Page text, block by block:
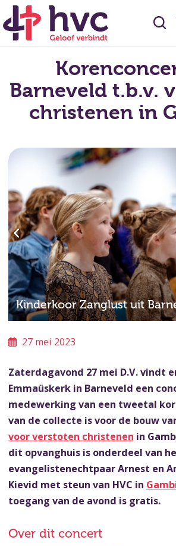
Barneveld t.b.v.
christenen in
Kinderkoor Zanglust uit
27 mei 2023
Zaterdagavond 27 mei D.V. vindt
Emmaüskerk in Barneveld een
medewerking van een tweetal
van de collecte is voor de bouw
voor verstoten christenen in
dit opvanghuis is onderdeel van
evangelistenechtpaar Arnest en
Kievid met steun van HVC in
toegang van de avond is gratis.
Over dit concert